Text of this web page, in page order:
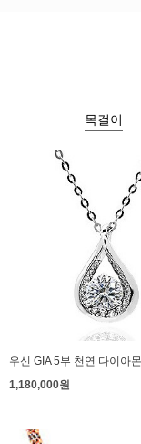
목걸이
1,180,000원